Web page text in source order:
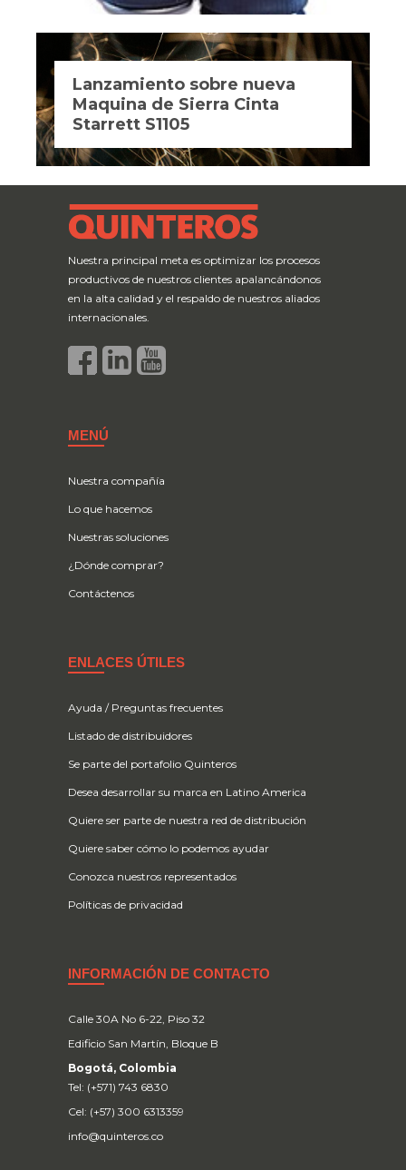
Lanzamiento sobre nueva
Maquina de Sierra Cinta
Starrett S1105
Nuestra principal meta es optimizar los procesos
productivos de nuestros clientes apalancándonos
en la alta calidad y el respaldo de nuestros aliados
internacionales.
MENÚ
Nuestra compañía
Lo que hacemos
Nuestras soluciones
¿Dónde comprar?
Contáctenos
ENLACES ÚTILES
Ayuda / Preguntas frecuentes
Listado de distribuidores
Se parte del portafolio Quinteros
Desea desarrollar su marca en Latino America
Quiere ser parte de nuestra red de distribución
Quiere saber cómo lo podemos ayudar
Conozca nuestros representados
Políticas de privacidad
INFORMACIÓN DE CONTACTO
Calle 30A No 6-22, Piso 32
Edificio San Martín, Bloque B
Bogotá, Colombia
Tel: (+571) 743 6830
Cel: (+57) 300 6313359
info@quinteros.co